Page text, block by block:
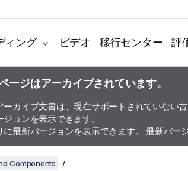
ィング ビデオ 移行センター 評
ージはアーカイブされています。
ーカイブ文書は、現在サポートされていない
ジョンを表示できます。
に最新バージョンを表示できます。 最新バー
Components